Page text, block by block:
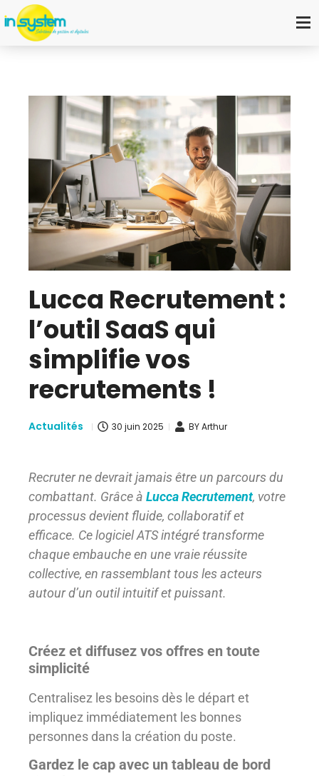
Lucca Recrutement :
l’outil SaaS qui
simplifie vos
recrutements !
Actualités 30 juin 2025 BYArthur
Recruter ne devrait jamais être un parcours du
combattant. Grâce à Lucca Recrutement, votre
processus devient fluide, collaboratif et
efficace. Ce logiciel ATS intégré transforme
chaque embauche en une vraie réussite
collective, en rassemblant tous les acteurs
autour d’un outil intuitif et puissant.
Créez et diffusez vos offres en toute
simplicité
Centralisez les besoins dès le départ et
impliquez immédiatement les bonnes
personnes dans la création du poste.
Gardez le cap avec un tableau de bord